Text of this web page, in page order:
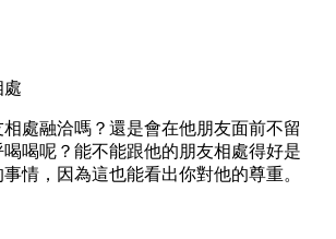
處
處融洽嗎？還是會在他朋友面前不留
喝呢？能不能跟他的朋友相處得好是
情，因為這也能看出你對他的尊重。